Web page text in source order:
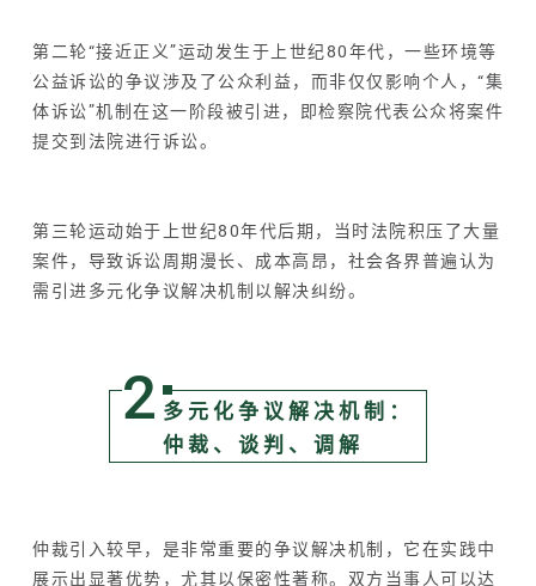
第二轮“接近正义”运动发生于上世纪80年代，一些环境等
公益诉讼的争议涉及了公众利益，而非仅仅影响个人，“集
体诉讼”机制在这一阶段被引进，即检察院代表公众将案件
提交到法院进行诉讼。
第三轮运动始于上世纪80年代后期，当时法院积压了大量
案件，导致诉讼周期漫长、成本高昂，社会各界普遍认为
需引进多元化争议解决机制以解决纠纷。
2 多元化争议解决机制：
仲裁、谈判、调解
仲裁引入较早，是非常重要的争议解决机制，它在实践中
展示出显著优势，尤其以保密性著称。双方当事人可以达